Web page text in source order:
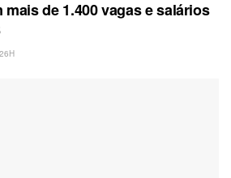
mais de 1.400 vagas e salários